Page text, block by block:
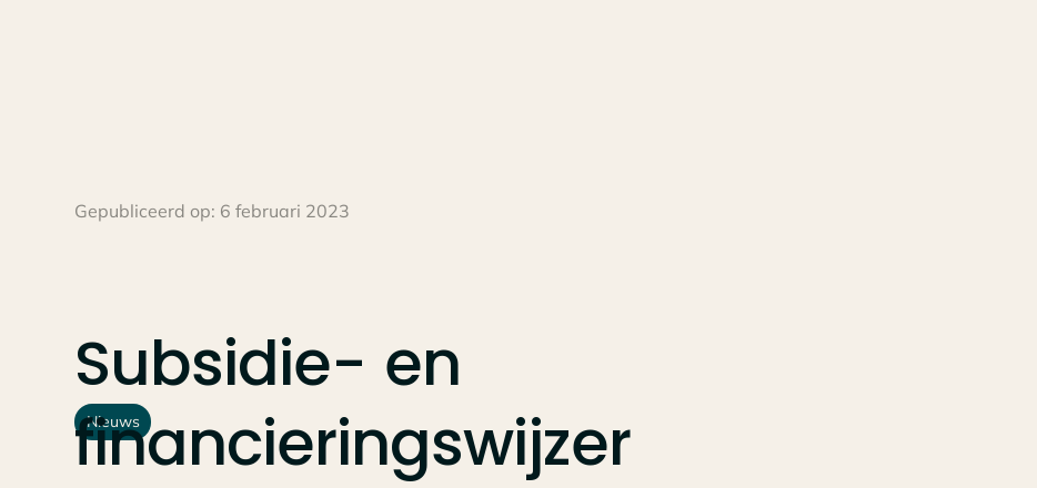
Gepubliceerd op: 6 februari 2023
Subsidie- en
financieringswijzer
Nieuws